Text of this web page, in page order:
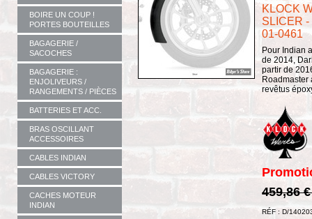
BOIRE UN COUP !
PORTES BOUTEILLES
BAGAGERIE /
SACOCHES
BAGAGERIE :
ENJOLIVEURS /
RANGEMENTS / PIÈCES
BATTERIES ET ACC.
BRAS OSCILLANT
ACCESSOIRES
CABLES INDIAN
CABLES VICTORY
CACHES MOTEUR
INDIAN
KLOCK
SLICER -
01-0461
Pour Indian
de 2014,
partir de
Roadmaster
revêtus
459,86
RÉF : D/